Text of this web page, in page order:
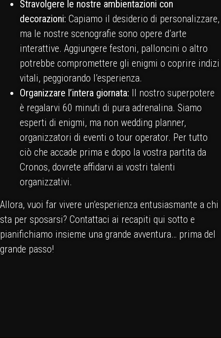
Stravolgere le nostre ambientazioni con
decorazioni: Capiamo il desiderio di personalizzare,
ma le nostre scenografie sono opere d’arte
interattive. Aggiungere festoni, palloncini o altro
potrebbe compromettere gli enigmi o coprire indizi
vitali, peggiorando l’esperienza.
Organizzare l’intera giornata: Il nostro superpotere
è regalarvi 60 minuti di pura adrenalina. Siamo
esperti di enigmi, ma non wedding planner,
organizzatori di eventi o tour operator. Per tutto
ciò che accade prima e dopo la vostra partita da
Cronos, dovrete affidarvi ai vostri talenti
organizzativi.
Allora, vuoi far vivere un’esperienza entusiasmante a chi
sta per sposarsi? Contattaci ai recapiti qui sotto e
pianifichiamo insieme una grande avventura… prima del
grande passo!